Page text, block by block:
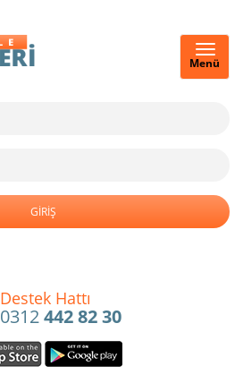
Menü
Destek Hattı
0312442 82 30